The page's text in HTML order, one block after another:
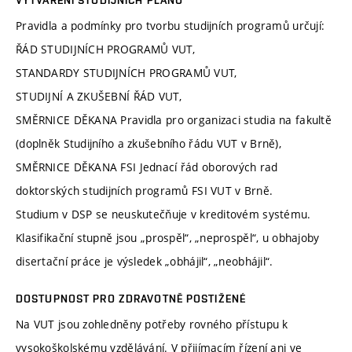
Pravidla a podmínky pro tvorbu studijních programů určují:
ŘÁD STUDIJNÍCH PROGRAMŮ VUT,
STANDARDY STUDIJNÍCH PROGRAMŮ VUT,
STUDIJNÍ A ZKUŠEBNÍ ŘÁD VUT,
SMĚRNICE DĚKANA Pravidla pro organizaci studia na fakultě
(doplněk Studijního a zkušebního řádu VUT v Brně),
SMĚRNICE DĚKANA FSI Jednací řád oborových rad
doktorských studijních programů FSI VUT v Brně.
Studium v DSP se neuskutečňuje v kreditovém systému.
Klasifikační stupně jsou „prospěl“, „neprospěl“, u obhajoby
disertační práce je výsledek „obhájil“, „neobhájil“.
DOSTUPNOST PRO ZDRAVOTNĚ POSTIŽENÉ
Na VUT jsou zohledněny potřeby rovného přístupu k
vysokoškolskému vzdělávání. V přijímacím řízení ani ve